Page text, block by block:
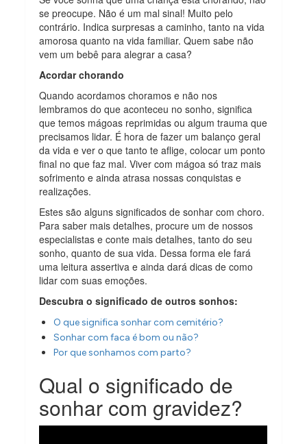
se preocupe. Não é um mal sinal! Muito pelo
contrário. Indica surpresas a caminho, tanto na vida
amorosa quanto na vida familiar. Quem sabe não
vem um bebê para alegrar a casa?
Acordar chorando
Quando acordamos choramos e não nos
lembramos do que aconteceu no sonho, significa
que temos mágoas reprimidas ou algum trauma que
precisamos lidar. É hora de fazer um balanço geral
da vida e ver o que tanto te aflige, colocar um ponto
final no que faz mal. Viver com mágoa só traz mais
sofrimento e ainda atrasa nossas conquistas e
realizações.
Estes são alguns significados de sonhar com choro.
Para saber mais detalhes, procure um de nossos
especialistas e conte mais detalhes, tanto do seu
sonho, quanto de sua vida. Dessa forma ele fará
uma leitura assertiva e ainda dará dicas de como
lidar com suas emoções.
Descubra o significado de outros sonhos:
O que significa sonhar com cemitério?
Sonhar com faca é bom ou não?
Por que sonhamos com parto?
Qual o significado de
sonhar com gravidez?